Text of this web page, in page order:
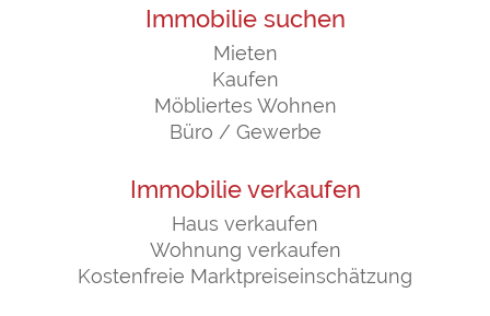
Immobilie suchen
Mieten
Kaufen
Möbliertes Wohnen
Büro / Gewerbe
Immobilie verkaufen
Haus verkaufen
Wohnung verkaufen
Kostenfreie Marktpreiseinschätzung